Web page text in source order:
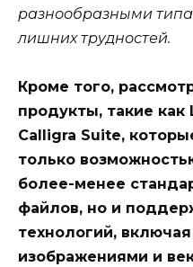
разнообразными
лишних трудностей.
Кроме того,
продукты, такие
Calligra Suite,
только
более-менее
файлов, но и
технологий,
изображениями и